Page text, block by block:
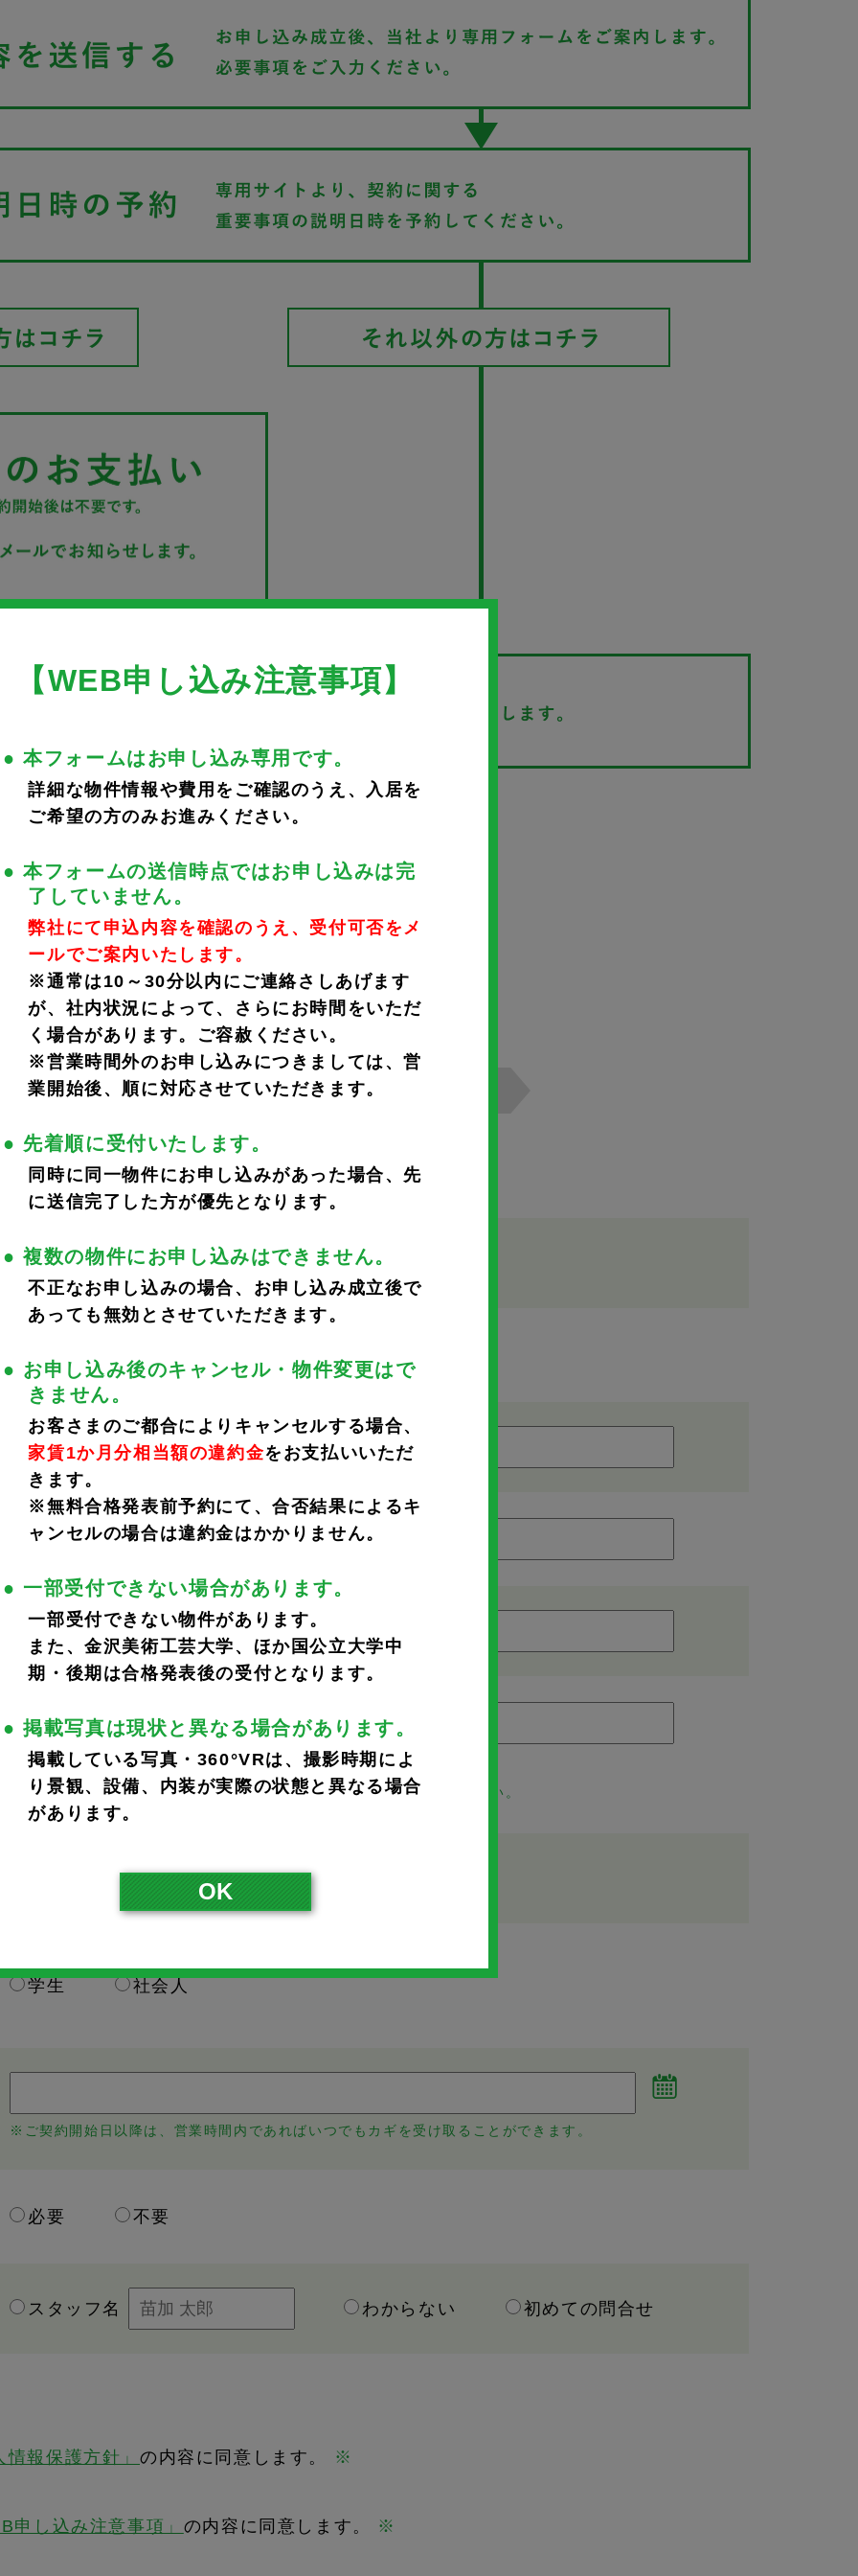
WEB申し込みフォーム
※ が付いているものは、入力必須項目です。
TOSHI HOUSE 18
※ご入力いただいたメールアドレスに完了メールが届きます。
※携帯のアドレスの方は、宛先指定受信で@noka.co.jpをご登録ください。
父 母 その他
学生 社会人
※ご契約開始日以降は、営業時間内であればいつでもカギを受け取ることができます。
必要 不要
スタッフ名 わからない 初めての問合せ
情報保護方針」の内容に同意します。 ※
申し込み注意事項」 の内容に同意します。 ※
【WEB申し込み注意事項】
● 本フォームはお申し込み専用です。
詳細な物件情報や費用をご確認のうえ、入居を
ご希望の方のみお進みください。
● 本フォームの送信時点ではお申し込みは完
了していません。
弊社にて申込内容を確認のうえ、受付可否をメ
ールでご案内いたします。
※通常は10～30分以内にご連絡さしあげます
が、社内状況によって、さらにお時間をいただ
く場合があります。ご容赦ください。
※営業時間外のお申し込みにつきましては、営
業開始後、順に対応させていただきます。
● 先着順に受付いたします。
同時に同一物件にお申し込みがあった場合、先
に送信完了した方が優先となります。
● 複数の物件にお申し込みはできません。
不正なお申し込みの場合、お申し込み成立後で
あっても無効とさせていただきます。
● お申し込み後のキャンセル・物件変更はで
きません。
お客さまのご都合によりキャンセルする場合、
家賃1か月分相当額の違約金をお支払いいただ
きます。
※無料合格発表前予約にて、合否結果によるキ
ャンセルの場合は違約金はかかりません。
● 一部受付できない場合があります。
一部受付できない物件があります。
また、金沢美術工芸大学、ほか国公立大学中
期・後期は合格発表後の受付となります。
● 掲載写真は現状と異なる場合があります。
掲載している写真・360°VRは、撮影時期によ
り景観、設備、内装が実際の状態と異なる場合
があります。
OK